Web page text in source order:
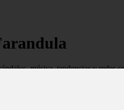
música, tendencias y